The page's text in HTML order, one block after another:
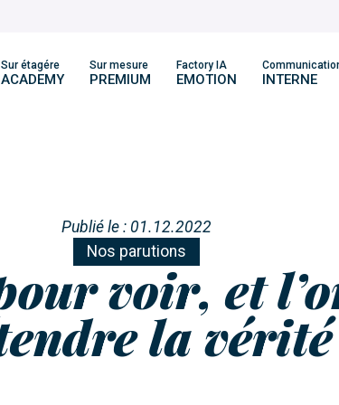
Sur étagére
ACADEMY
Sur mesure
PREMIUM
Factory IA
EMOTION INTERNE
Publié le : 01.12.2022
Nos parutions
voir, et
la vérité